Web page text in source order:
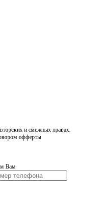
и смежных правах.
офферты
Вам